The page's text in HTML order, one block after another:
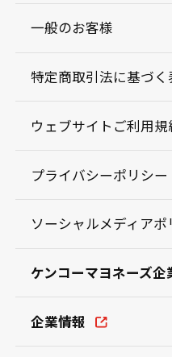
一般のお客様
特定商取引法に基づく
ウェブサイトご利用規
プライバシーポリシー
ソーシャルメディア
ケンコーマヨネーズ企
企業情報